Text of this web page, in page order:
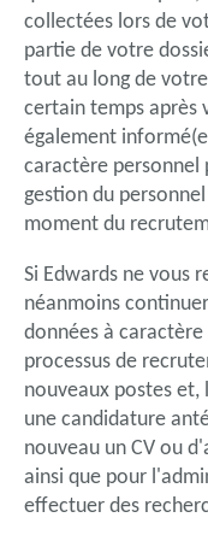
collectées lors de
partie de votre
tout au long de
certain temps après
également
caractère personnel
gestion du
moment du
Si Edwards ne vous
néanmoins
données à
processus de
nouveaux postes et,
une candidature
nouveau un CV ou
ainsi que pour
effectuer des